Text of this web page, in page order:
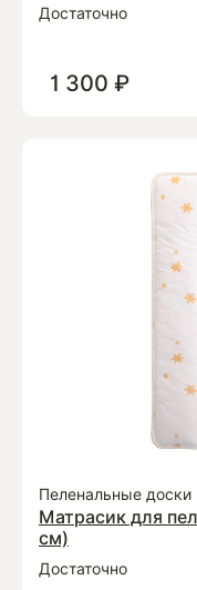
Достаточно
1 300 ₽
Пеленальные доски
Матрасик для
см)
Достаточно